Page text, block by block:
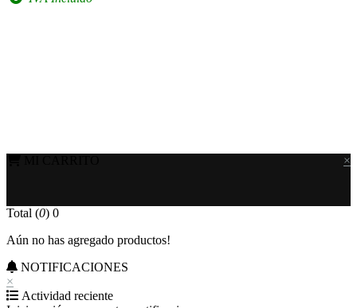
×
Total (0) 0
Aún no has agregado productos!
NOTIFICACIONES
×
Actividad reciente